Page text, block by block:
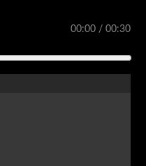
00:00 / 00:30